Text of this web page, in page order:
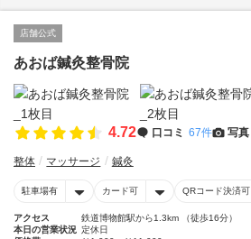
店舗公式
あおば鍼灸整骨院
4.72 口コミ 67件 写真
整体 マッサージ 鍼灸
駐車場有 カード可 QRコード決済可
アクセス
鉄道博物館駅から1.3km （徒歩16分）
本日の営業状況 定休日